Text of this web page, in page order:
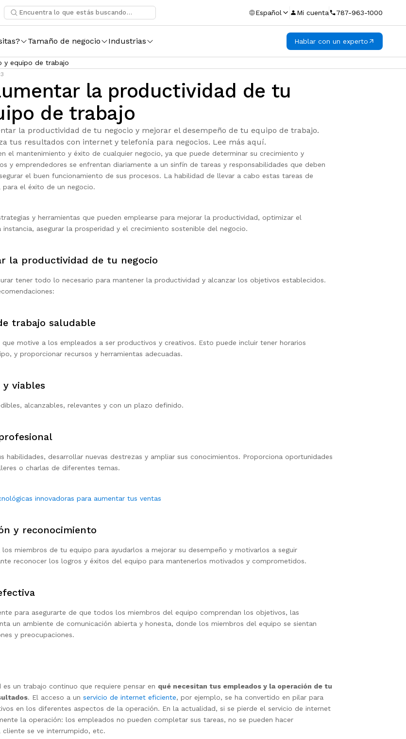
Español Mi cuenta 787-963-1000
Tamaño de negocio Industrias Hablar con un experto
y equipo de trabajo
la productividad de tu
de trabajo
la productividad de tu negocio y mejorar el desempeño de tu equipo de trabajo.
tus resultados con internet y telefonía para negocios. Lee más aquí.
el mantenimiento y éxito de cualquier negocio, ya que puede determinar su crecimiento y
y emprendedores se enfrentan diariamente a un sinfín de tareas y responsabilidades que deben
el buen funcionamiento de sus procesos. La habilidad de llevar a cabo estas tareas de
el éxito de un negocio.
y herramientas que pueden emplearse para mejorar la productividad, optimizar el
asegurar la prosperidad y el crecimiento sostenible del negocio.
la productividad de tu negocio
tener todo lo necesario para mantener la productividad y alcanzar los objetivos establecidos.
trabajo saludable
motive a los empleados a ser productivos y creativos. Esto puede incluir tener horarios
y proporcionar recursos y herramientas adecuadas.
y viables
alcanzables, relevantes y con un plazo definido.
habilidades, desarrollar nuevas destrezas y ampliar sus conocimientos. Proporciona oportunidades
o charlas de diferentes temas.
innovadoras para aumentar tus ventas
y reconocimiento
miembros de tu equipo para ayudarlos a mejorar su desempeño y motivarlos a seguir
reconocer los logros y éxitos del equipo para mantenerlos motivados y comprometidos.
para asegurarte de que todos los miembros del equipo comprendan los objetivos, las
un ambiente de comunicación abierta y honesta, donde los miembros del equipo se sientan
y preocupaciones.
un trabajo continuo que requiere pensar en qué necesitan tus empleados y la operación de tu
. El acceso a un servicio de internet eficiente, por ejemplo, se ha convertido en pilar para
en los diferentes aspectos de la operación. En la actualidad, si se pierde el servicio de internet
la operación: los empleados no pueden completar sus tareas, no se pueden hacer
se ve interrumpido, etc.